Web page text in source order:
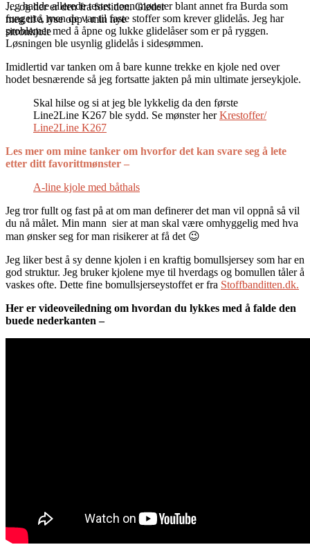
… og her er den fra forsiden. Gleder
meg til å lyse opp i min nye
sitronkjole
Jeg hadde allerede testet noen mønster blant annet fra Burda som
fungerte, men de var til faste stoffer som krever glidelås. Jeg har
problemer med å åpne og lukke glidelåser som er på ryggen.
Løsningen ble usynlig glidelås i sidesømmen.
Imidlertid var tanken om å bare kunne trekke en kjole ned over
hodet besnærende så jeg fortsatte jakten på min ultimate jerseykjole.
Skal hilse og si at jeg ble lykkelig da den første
Line2Line K267 ble sydd. Se mønster herKrestoffer/
Line2Line K267
Les mer om mine tanker om hvorfor det kan svare seg å lete
etter ditt favorittmønster –
A-line kjole med båthals
Jeg tror fullt og fast på at om man definerer det man vil oppnå så vil
du nå målet. Min mann sier at man skal være omhyggelig med hva
man ønsker seg for man risikerer at få det 😉
Jeg liker best å sy denne kjolen i en kraftig bomullsjersey som har en
god struktur. Jeg bruker kjolene mye til hverdags og bomullen tåler å
vaskes ofte. Dette fine bomullsjerseystoffet er fra Stoffbanditten.dk.
Her er videoveiledning om hvordan du lykkes med å falde den
buede nederkanten –